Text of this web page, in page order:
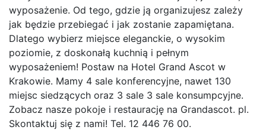
wyposażenie. Od tego, gdzie ją organizujesz zależy
jak będzie przebiegać i jak zostanie zapamiętana.
Dlatego wybierz miejsce eleganckie, o wysokim
poziomie, z doskonałą kuchnią i pełnym
wyposażeniem! Postaw na Hotel Grand Ascot w
Krakowie. Mamy 4 sale konferencyjne, nawet 130
miejsc siedzących oraz 3 sale 3 sale konsumpcyjne.
Zobacz nasze pokoje i restaurację na Grandascot. pl.
Skontaktuj się z nami! Tel. 12 446 76 00.